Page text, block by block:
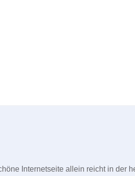
Internetseite allein reicht in der